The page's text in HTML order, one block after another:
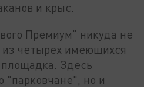
и крыс.
Премиум" никуда не
из четырех имеющихся
площадка. Здесь
"парковчане", но и